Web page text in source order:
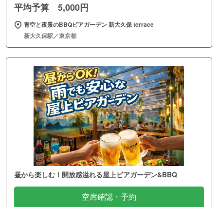
平均予算 5,000円
青空と夜景のBBQビアガーデン 新大久保 terrace
新大久保駅／東京都
昼から楽しむ！開放感溢れる屋上ビアガーデン&BBQ
空席確認・予約